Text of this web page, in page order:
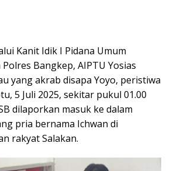
Kanit Idik I Pidana Umum
Bangkep, AIPTU Yosias
yang akrab disapa Yoyo, peristiwa
5 Juli 2025, sekitar pukul 01.00
dilaporkan masuk ke dalam
pria bernama Ichwan di
rakyat Salakan.